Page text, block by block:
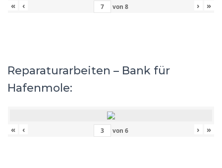
« ‹ von 8 › »
Reparaturarbeiten – Bank für
Hafenmole:
« ‹ von 6 › »